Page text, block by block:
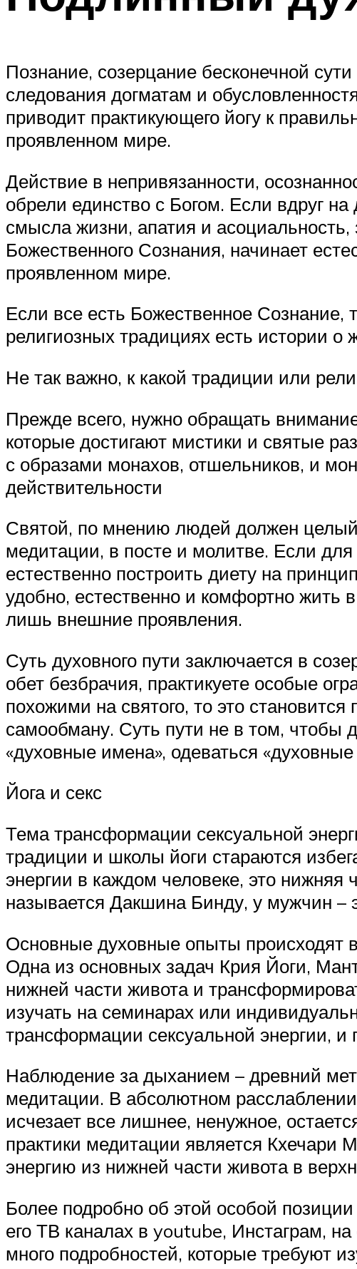
Познание, созерцание бесконечной
следования догматам и
приводит практикующего йогу к
проявленном мире.
Действие в непривязанности,
обрели единство с Богом. Если вдруг
смысла жизни, апатия и асоциальность,
Божественного Сознания, начинает
проявленном мире.
Если все есть Божественное Сознание,
религиозных традициях есть истории о
Не так важно, к какой традиции или
Прежде всего, нужно обращать
которые достигают мистики и святые
с образами монахов, отшельников, и
действительности
Святой, по мнению людей должен
медитации, в посте и молитве. Если
естественно построить диету на
удобно, естественно и комфортно жить
лишь внешние проявления.
Суть духовного пути заключается в
обет безбрачия, практикуете особые
похожими на святого, то это
самообману. Суть пути не в том, чтобы
«духовные имена», одеваться
Йога и секс
Тема трансформации сексуальной
традиции и школы йоги стараются
энергии в каждом человеке, это нижняя
называется Дакшина Бинду, у мужчин –
Основные духовные опыты происходят
Одна из основных задач Крия Йоги,
нижней части живота и
изучать на семинарах или
трансформации сексуальной энергии,
Наблюдение за дыханием – древний
медитации. В абсолютном
исчезает все лишнее, ненужное,
практики медитации является
энергию из нижней части живота в
Более подробно об этой особой
его ТВ каналах в youtube, Инстаграм,
много подробностей, которые требуют